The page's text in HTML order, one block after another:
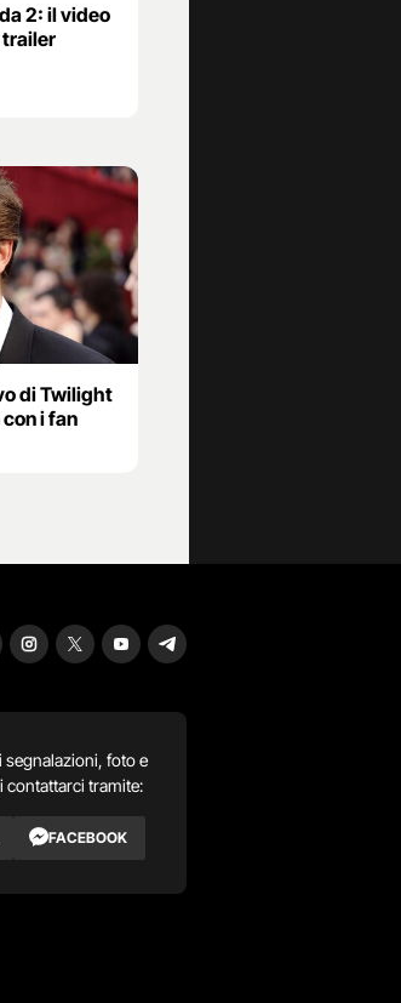
2: il video
trailer
di Twilight
i fan
segnalazioni, foto e
contattarci tramite:
FACEBOOK